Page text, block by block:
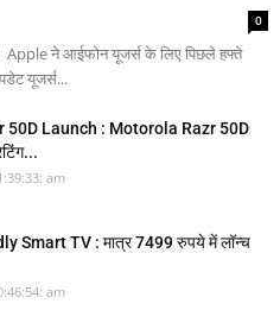
0
ने आईफोन यूजर्स के लिए पिछले हफ्ते
यूजर्स...
50D Launch : Motorola Razr 50D
am
Smart TV : मात्र 7499 रुपये में लॉन्च
am